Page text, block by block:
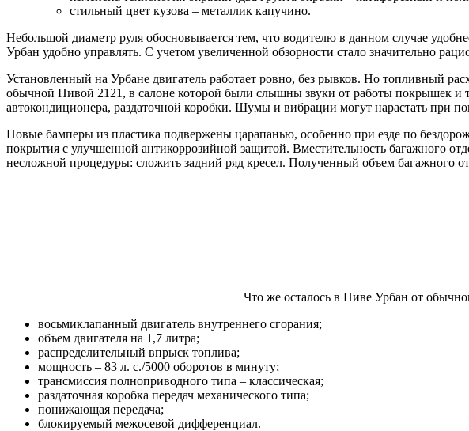
стильный цвет кузова – металлик капучино.
Небольшой диаметр руля обосновывается тем, что водителю в данном случае
Урбан удобно управлять. С учетом увеличенной обзорности стало значительно
Установленный на Урбане двигатель работает ровно, без рывков. Но топливный
обычной Нивой 2121, в салоне которой были слышны звуки от работы покрышек и
автокондиционера, раздаточной коробки. Шумы и вибрации могут нарастать при
Новые бамперы из пластика подвержены царапанью, особенно при езде по
покрытия с улучшенной антикоррозийной защитой. Вместительность багажного
несложной процедуры: сложить задний ряд кресел. Полученный объем багажного
Что же осталось в Ниве Урбан от
восьмиклапанный двигатель внутреннего сгорания;
объем двигателя на 1,7 литра;
распределительный впрыск топлива;
мощность – 83 л. с./5000 оборотов в минуту;
трансмиссия полноприводного типа – классическая;
раздаточная коробка передач механического типа;
понижающая передача;
блокируемый межосевой дифференциал.